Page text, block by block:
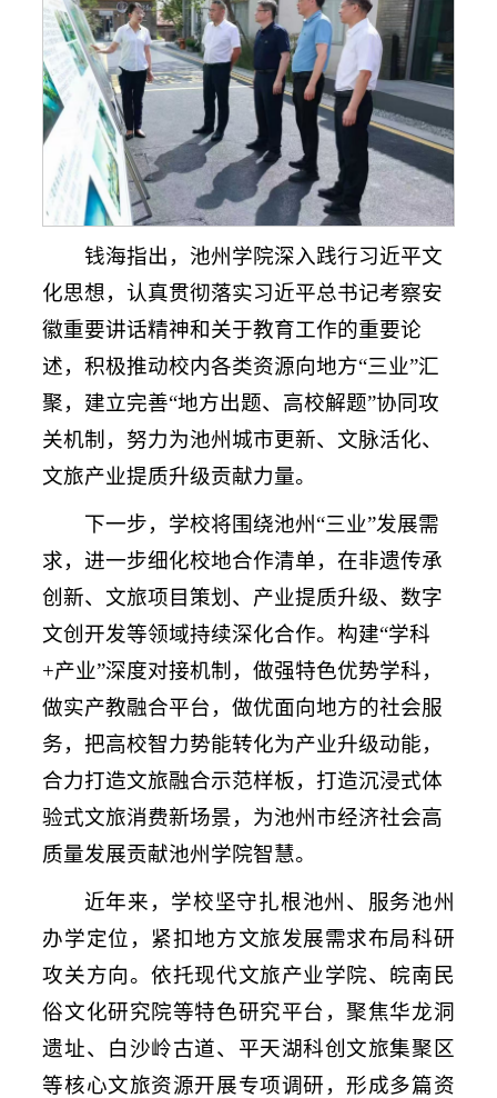
钱海指出，池州学院深入践行习近平文
化思想，认真贯彻落实习近平总书记考察安
徽重要讲话精神和关于教育工作的重要论
述，积极推动校内各类资源向地方“三业”汇
聚，建立完善“地方出题、高校解题”协同攻
关机制，努力为池州城市更新、文脉活化、
文旅产业提质升级贡献力量。
下一步，学校将围绕池州“三业”发展需
求，进一步细化校地合作清单，在非遗传承
创新、文旅项目策划、产业提质升级、数字
文创开发等领域持续深化合作。构建“学科
+产业”深度对接机制，做强特色优势学科，
做实产教融合平台，做优面向地方的社会服
务，把高校智力势能转化为产业升级动能，
合力打造文旅融合示范样板，打造沉浸式体
验式文旅消费新场景，为池州市经济社会高
质量发展贡献池州学院智慧。
近年来，学校坚守扎根池州、服务池州
办学定位，紧扣地方文旅发展需求布局科研
攻关方向。依托现代文旅产业学院、皖南民
俗文化研究院等特色研究平台，聚焦华龙洞
遗址、白沙岭古道、平天湖科创文旅集聚区
等核心文旅资源开展专项调研，形成多篇资